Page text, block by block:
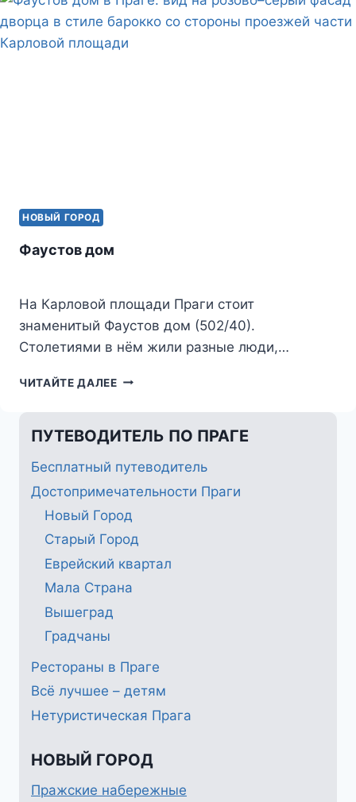
НОВЫЙ ГОРОД
Фаустов дом
На Карловой площади Праги стоит
знаменитый Фаустов дом (502/40).
Столетиями в нём жили разные люди,…
ЧИТАЙТЕ ДАЛЕЕФАУСТОВ
ПУТЕВОДИТЕЛЬ ПО ПРАГЕ
Бесплатный путеводитель
Достопримечательности Праги
Новый Город
Старый Город
Еврейский квартал
Мала Страна
Вышеград
Градчаны
Рестораны в Праге
Всё лучшее – детям
Нетуристическая Прага
НОВЫЙ ГОРОД
Пражские набережные